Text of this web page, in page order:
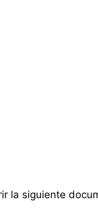
la siguiente